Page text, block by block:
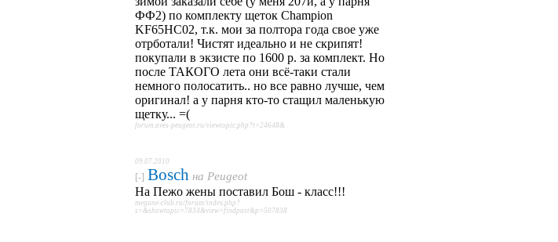
ФФ2) по комплекту щеток Champion
KF65HC02, т.к. мои за полтора года свое уже
отрботали! Чистят идеально и не скрипят!
покупали в экзисте по 1600 р. за комплект. Но
после ТАКОГО лета они всё-таки стали
немного полосатить.. но все равно лучше, чем
оригинал! а у парня кто-то стащил маленькую
щетку... =(
forum.aves-peugeot.ru/viewtopic.php?t=24648&
09.07.2010
[-] Bosch на Peugeot
На Пежо жены поставил Бош - класс!!!
megane-club.ru/forum/index.php?
s=&showtopic=7834&view=findpost&p=507838